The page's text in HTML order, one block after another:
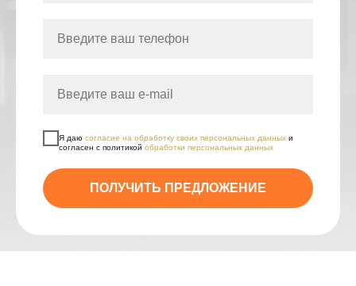
Я даю согласие на обработку своих персональных данных и
согласен с политикой обработки персональных данных
ПОЛУЧИТЬ ПРЕДЛОЖЕНИЕ